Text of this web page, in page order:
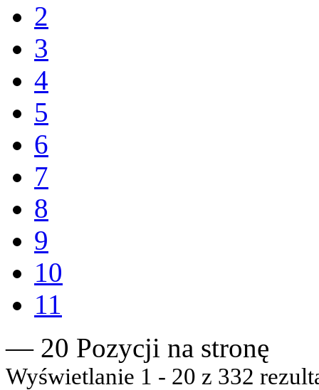
2
3
4
5
6
7
8
9
10
11
— 20 Pozycji na stronę
Wyświetlanie 1 - 20 z 332